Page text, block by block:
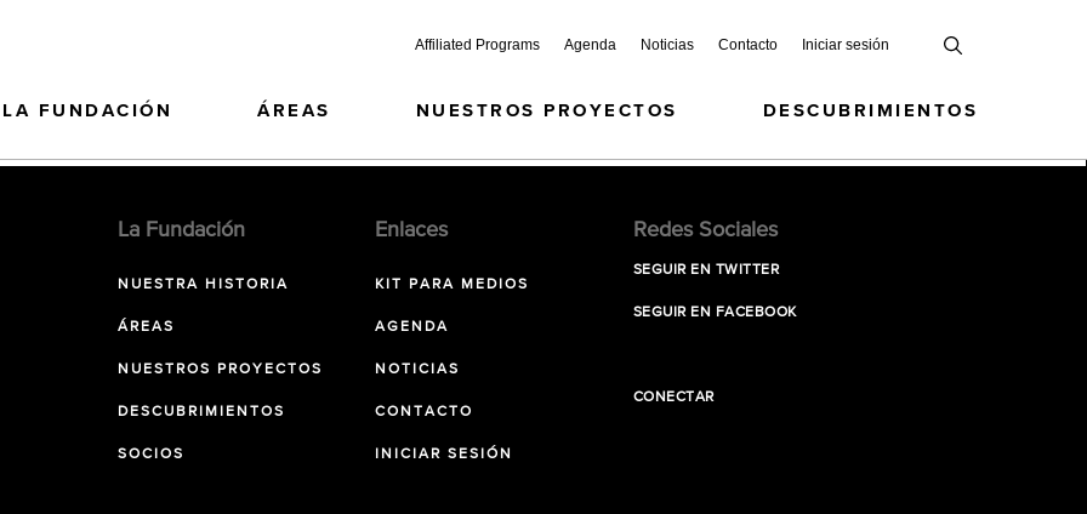
Affiliated Programs Agenda Noticias Contacto Iniciar sesión
LA FUNDACIÓN ÁREAS NUESTROS PROYECTOS DESCUBRIMIENTOS
La Fundación
NUESTRA HISTORIA
ÁREAS
NUESTROS PROYECTOS
DESCUBRIMIENTOS
SOCIOS
Enlaces
KIT PARA MEDIOS
AGENDA
NOTICIAS
CONTACTO
INICIAR SESIÓN
Redes Sociales
SEGUIR EN TWITTER
SEGUIR EN FACEBOOK
CONECTAR